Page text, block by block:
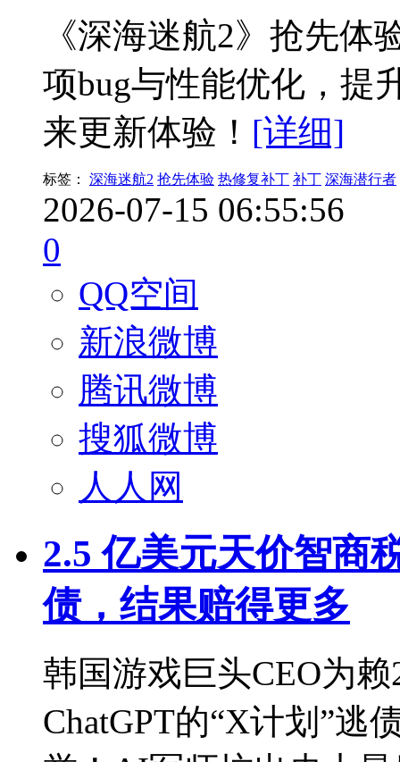
《深海迷航2》抢先
项bug与性能优化，提
来更新体验！ [详细]
标签： 深海迷航2 抢先体验 热修复补丁 补丁 深海潜行者
2026-07-15 06:55:56
0
QQ空间
新浪微博
腾讯微博
搜狐微博
人人网
2.5 亿美元天价智商
债，结果赔得更多
韩国游戏巨头CEO为
ChatGPT的“X计划”逃